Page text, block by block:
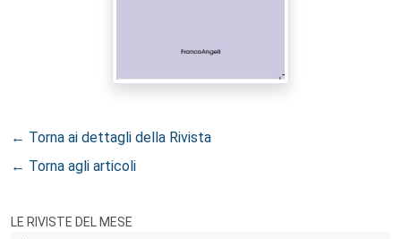
← Torna ai dettagli della Rivista
← Torna agli articoli
LE RIVISTE DEL MESE